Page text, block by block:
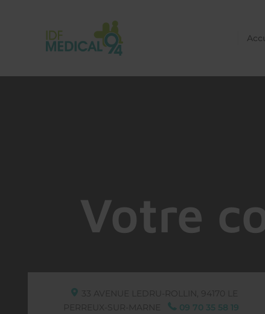
Votre
33 AVENUE LEDRU-ROLLIN, 94170
LE
PERREUX-SUR-MARNE
09 70 35 58 19